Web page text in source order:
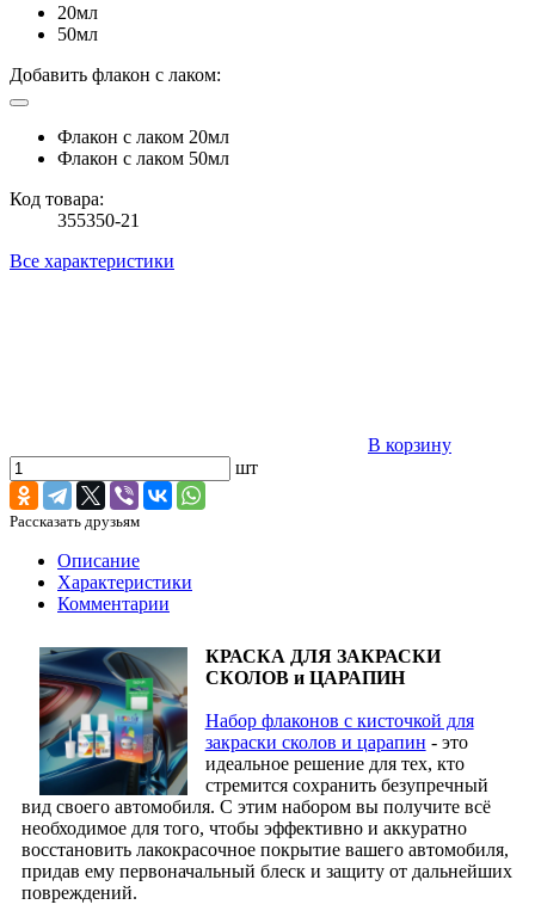
20мл
50мл
Добавить флакон с лаком:
Флакон с лаком 20мл
Флакон с лаком 50мл
Код товара:
355350-21
Все характеристики
В корзину
шт
Рассказать друзьям
Описание
Характеристики
Комментарии
КРАСКА ДЛЯ ЗАКРАСКИ
СКОЛОВ и ЦАРАПИН
Набор флаконов с кисточкой для
закраски сколов и царапин - это
идеальное решение для тех, кто
стремится сохранить безупречный
вид своего автомобиля. С этим набором вы получите всё
необходимое для того, чтобы эффективно и аккуратно
восстановить лакокрасочное покрытие вашего автомобиля,
придав ему первоначальный блеск и защиту от дальнейших
повреждений.